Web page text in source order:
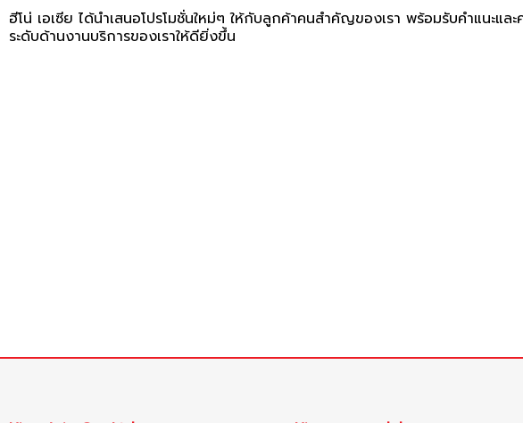
ฮีโน่ เอเซีย ได้นำเสนอโปรโมชั่นใหม่ๆ ให้กับลูกค้าคนสำคัญของเรา พร้อมรับคำแนะ
ระดับด้านงานบริการของเราให้ดียิ่งขึ้น